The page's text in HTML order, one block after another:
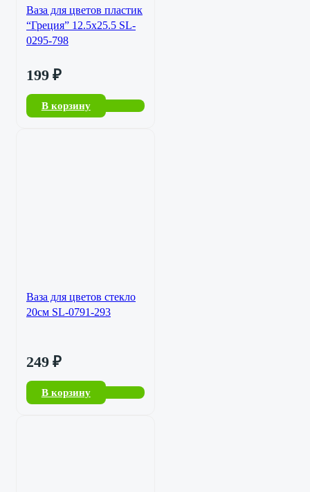
Ваза для цветов пластик
“Греция” 12.5х25.5 SL-
0295-798
199 ₽
В корзину
Ваза для цветов стекло
20см SL-0791-293
249 ₽
В корзину